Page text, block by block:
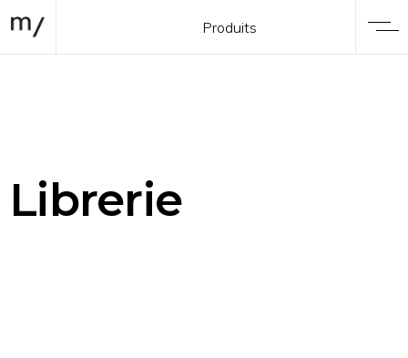
Produits
Librerie